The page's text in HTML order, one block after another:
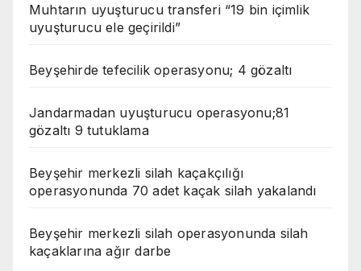
Muhtarın uyuşturucu transferi “19 bin içimlik
uyuşturucu ele geçirildi”
Beyşehirde tefecilik operasyonu; 4 gözaltı
Jandarmadan uyuşturucu operasyonu;81
gözaltı 9 tutuklama
Beyşehir merkezli silah kaçakçılığı
operasyonunda 70 adet kaçak silah yakalandı
Beyşehir merkezli silah operasyonunda silah
kaçaklarına ağır darbe